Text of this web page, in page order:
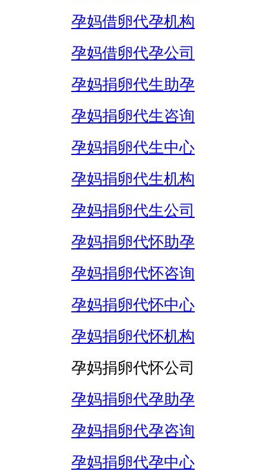
孕妈借卵代孕机构
孕妈借卵代孕公司
孕妈捐卵代生助孕
孕妈捐卵代生咨询
孕妈捐卵代生中心
孕妈捐卵代生机构
孕妈捐卵代生公司
孕妈捐卵代怀助孕
孕妈捐卵代怀咨询
孕妈捐卵代怀中心
孕妈捐卵代怀机构
孕妈捐卵代怀公司
孕妈捐卵代孕助孕
孕妈捐卵代孕咨询
孕妈捐卵代孕中心